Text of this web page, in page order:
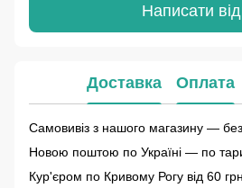
Написати
Доставка Оплата
Самовивіз з нашого магазину —
Новою поштою по Україні — по
Кур'єром по Кривому Рогу від 60 грн.